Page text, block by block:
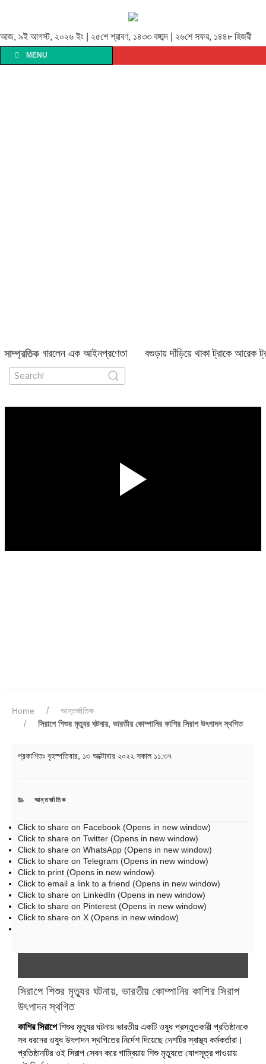
আজ, ৯ই আগস্ট, ২০২৬ ইং | ২৫শে শ্রাবণ, ১৪৩৩ বঙ্গাব্দ | ২৬শে সফর, ১৪৪৮ হিজরী
MENU
সাম্প্রতিক
ডিম ছুড়ে মারলেন এক আইনপ্রণেতা বগুড়ায় দাঁড়িয়ে থাকা ট্রাকে আরেক
Home
আন্তর্জাতিক
সিরাপে শিশুর মৃত্যুর ঘটনায়, ভারতীয় কোম্পানির কাশির সিরাপ উৎপাদন স্থগিত
প্রকাশিতঃ বৃহস্পতিবার, ১৩ অক্টোবার ২০২২ সকাল ১১:৩৭
CATEGORIES
আন্তর্জাতিক
Click to share on Facebook (Opens in new window)
Click to share on Twitter (Opens in new window)
Click to share on WhatsApp (Opens in new window)
Click to share on Telegram (Opens in new window)
Click to print (Opens in new window)
Click to email a link to a friend (Opens in new window)
Click to share on LinkedIn (Opens in new window)
Click to share on Pinterest (Opens in new window)
Click to share on X (Opens in new window)
সিরাপে শিশুর মৃত্যুর ঘটনায়, ভারতীয় কোম্পানির কাশির সিরাপ
উৎপাদন স্থগিত
কাশির সিরাপেশিশুর মৃত্যুর ঘটনায় ভারতীয় একটি ওষুধ প্রস্তুতকারী প্রতিষ্ঠানকে
সব ধরনের ওষুধ উৎপাদন স্থগিতের নির্দেশ দিয়েছে দেশটির স্বাস্থ্য কর্মকর্তারা।
প্রতিষ্ঠানটির ওই সিরাপ সেবন করে গাম্বিয়ায় শিশু মৃত্যুতে যোগসূত্র পাওয়ায়